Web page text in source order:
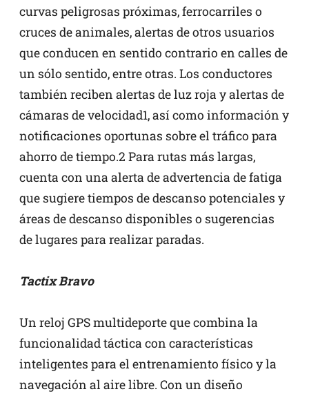
curvas peligrosas próximas, ferrocarriles o
cruces de animales, alertas de otros usuarios
que conducen en sentido contrario en calles de
un sólo sentido, entre otras. Los conductores
también reciben alertas de luz roja y alertas de
cámaras de velocidad1, así como información y
notificaciones oportunas sobre el tráfico para
ahorro de tiempo.2 Para rutas más largas,
cuenta con una alerta de advertencia de fatiga
que sugiere tiempos de descanso potenciales y
áreas de descanso disponibles o sugerencias
de lugares para realizar paradas.
Tactix Bravo
Un reloj GPS multideporte que combina la
funcionalidad táctica con características
inteligentes para el entrenamiento físico y la
navegación al aire libre. Con un diseño